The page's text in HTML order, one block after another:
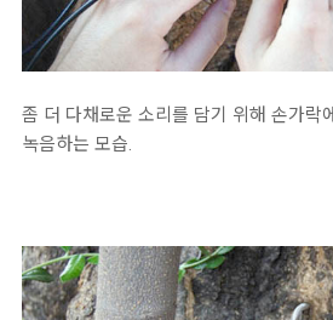
좀 더 다채로운 소리를 담기 위해 손가락
녹음하는 모습.